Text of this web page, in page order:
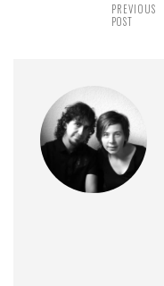
PREVIOUS
POST